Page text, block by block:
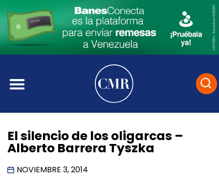
El silencio de los oligarcas –
Alberto Barrera Tyszka
NOVIEMBRE 3, 2014